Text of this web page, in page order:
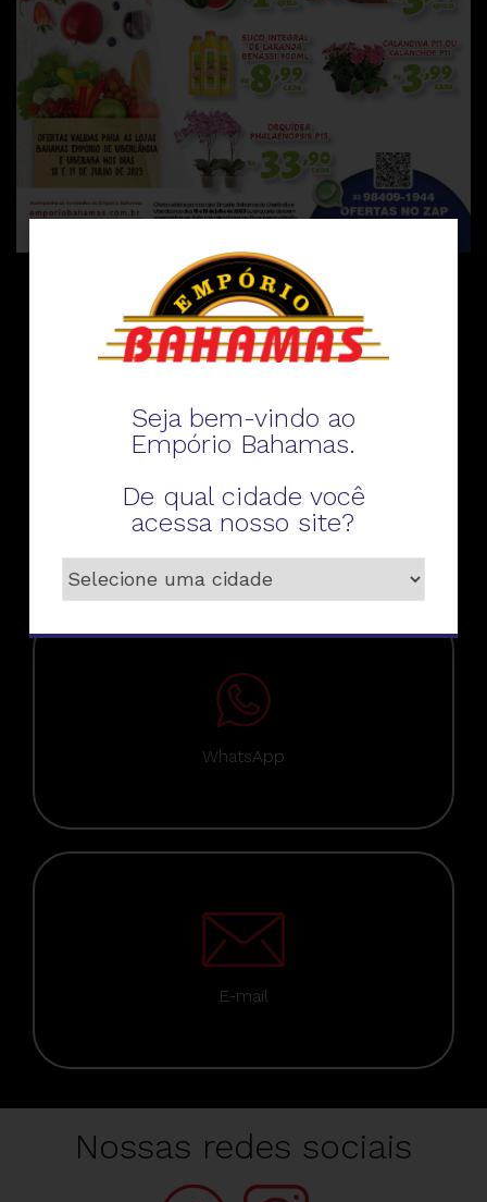
Fale conosco
Telefone
WhatsApp
E-mail
Nossas redes sociais
Seja bem-vindo ao
Empório Bahamas.
De qual cidade você
acessa nosso site?